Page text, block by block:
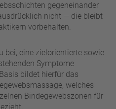
gegeneinander
nicht — die bleibt
vorbehalten.
bei, eine zielorientierte sowie
Symptome
bildet hierfür das
welches
Bindegewebszonen für